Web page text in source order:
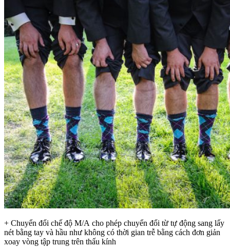
+ Chuyển đổi chế độ M/A cho phép chuyển đổi từ tự động sang lấy
nét bằng tay và hầu như không có thời gian trễ bằng cách đơn giản
xoay vòng tập trung trên thấu kính